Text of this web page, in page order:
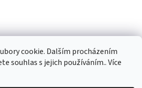
cookie. Dalším procházením
souhlas s jejich používáním.. Více